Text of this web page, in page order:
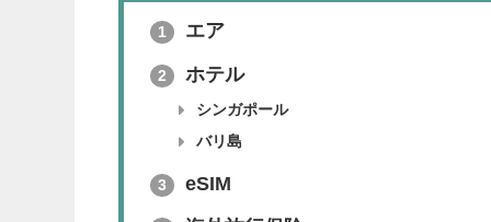
1 エア
2 ホテル
シンガポール
バリ島
3 eSIM